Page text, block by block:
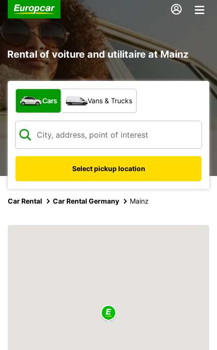
Rental of voiture and utilitaire at Mainz
What type of vehicle?
Cars Vans & Trucks
Select pickup location
Car Rental Car Rental Germany Mainz